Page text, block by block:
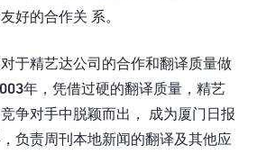
好的合作关 系。
于精艺达公司的合作和翻译质量做
年，凭借过硬的翻译质量，精艺
争对手中脱颖而出， 成为厦门日报
负责周刊本地新闻的翻译及其他应